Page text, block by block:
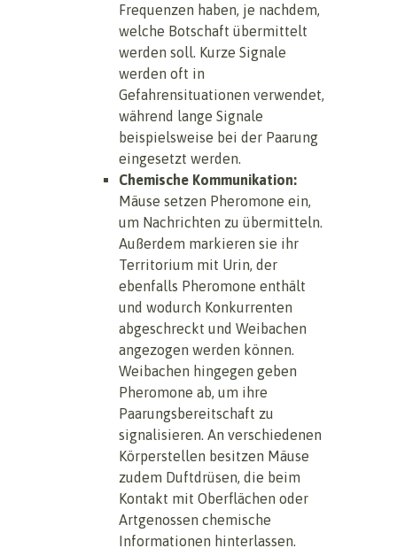
Frequenzen haben, je nachdem,
welche Botschaft übermittelt
werden soll. Kurze Signale
werden oft in
Gefahrensituationen verwendet,
während lange Signale
beispielsweise bei der Paarung
eingesetzt werden.
Chemische Kommunikation:
Mäuse setzen Pheromone ein,
um Nachrichten zu übermitteln.
Außerdem markieren sie ihr
Territorium mit Urin, der
ebenfalls Pheromone enthält
und wodurch Konkurrenten
abgeschreckt und Weibachen
angezogen werden können.
Weibachen hingegen geben
Pheromone ab, um ihre
Paarungsbereitschaft zu
signalisieren. An verschiedenen
Körperstellen besitzen Mäuse
zudem Duftdrüsen, die beim
Kontakt mit Oberflächen oder
Artgenossen chemische
Informationen hinterlassen.